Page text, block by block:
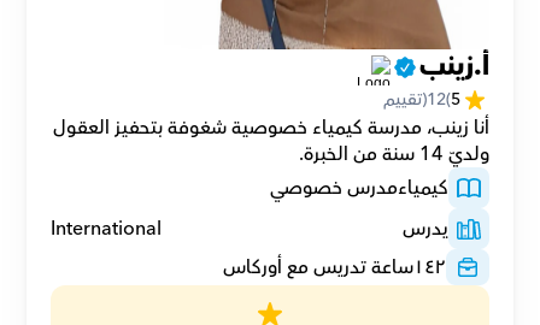
أ.زينب
5
(
12(تقييم
ولديّ 14 سنة من الخبرة.
كيمياءمدرس خصوصي
يدرس
International
١٤٢ساعة تدريس مع أوركاس